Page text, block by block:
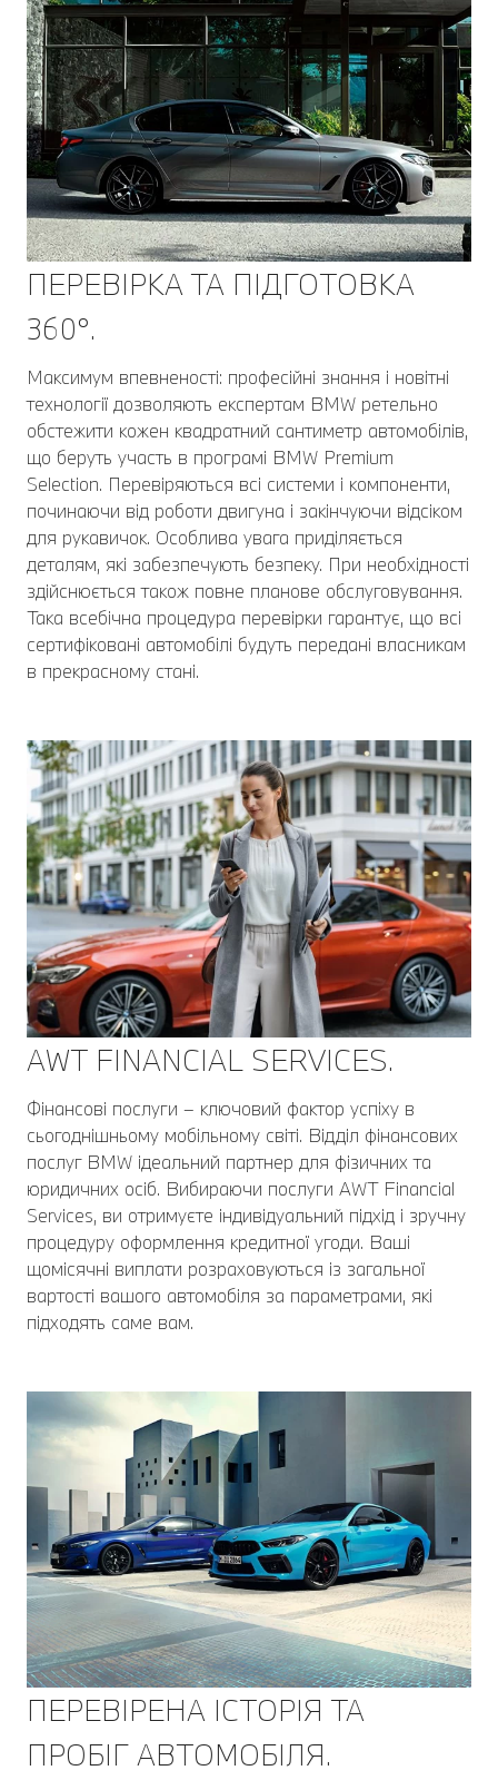
ПЕРЕВІРКА ТА ПІДГОТОВКА
360°.
Максимум впевненості: професійні знання і новітні
технології дозволяють експертам BMW ретельно
обстежити кожен квадратний сантиметр автомобілів,
що беруть участь в програмі BMW Premium
Selection. Перевіряються всі системи і компоненти,
починаючи від роботи двигуна і закінчуючи відсіком
для рукавичок. Особлива увага приділяється
деталям, які забезпечують безпеку. При необхідності
здійснюється також повне планове обслуговування.
Така всебічна процедура перевірки гарантує, що всі
сертифіковані автомобілі будуть передані власникам
в прекрасному стані.
AWT FINANCIAL SERVICES.
Фінансові послуги – ключовий фактор успіху в
сьогоднішньому мобільному світі. Відділ фінансових
послуг BMW ідеальний партнер для фізичних та
юридичних осіб. Вибираючи послуги AWT Financial
Services, ви отримуєте індивідуальний підхід і зручну
процедуру оформлення кредитної угоди. Ваші
щомісячні виплати розраховуються із загальної
вартості вашого автомобіля за параметрами, які
підходять саме вам.
ПЕРЕВІРЕНА ІСТОРІЯ ТА
ПРОБІГ АВТОМОБІЛЯ.